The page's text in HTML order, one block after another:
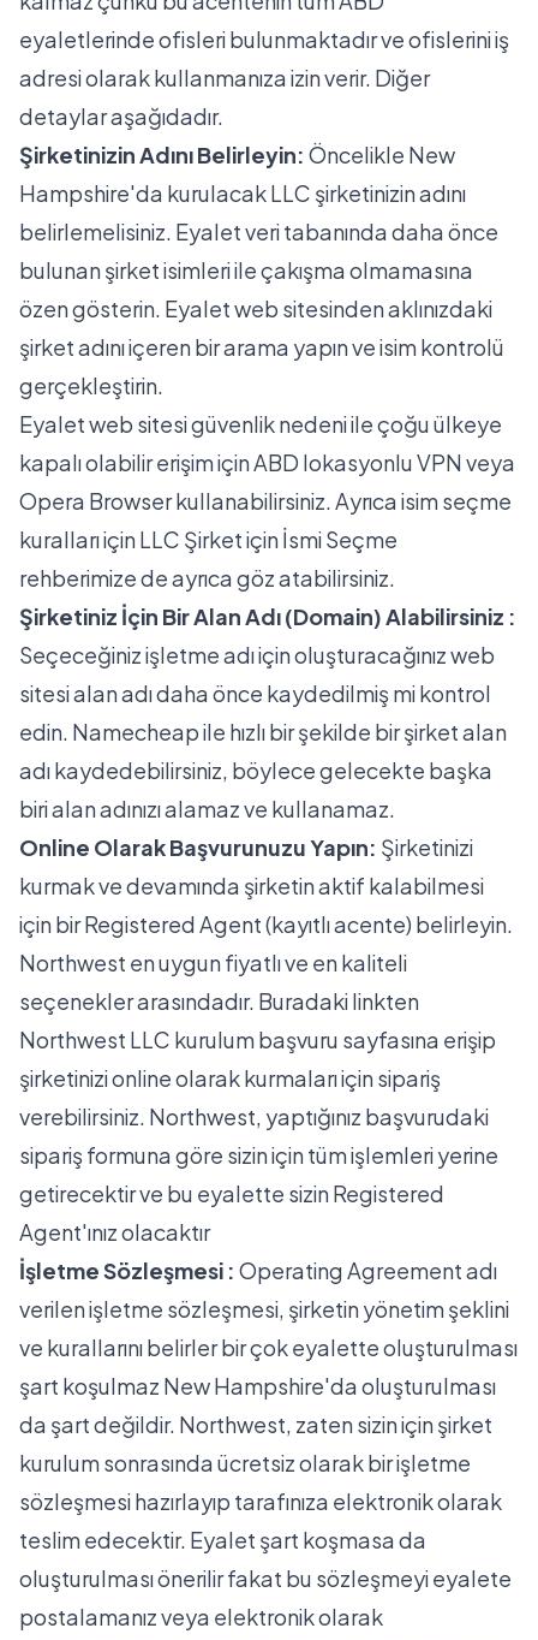
eyaletlerinde ofisleri bulunmaktadır ve ofislerini iş
adresi olarak kullanmanıza izin verir. Diğer
detaylar aşağıdadır.
Şirketinizin Adını Belirleyin: Öncelikle New
Hampshire'da kurulacak LLC şirketinizin adını
belirlemelisiniz. Eyalet veri tabanında daha önce
bulunan şirket isimleri ile çakışma olmamasına
özen gösterin. Eyalet web sitesindenaklınızdaki
şirket adını içeren bir arama yapın ve isim kontrolü
gerçekleştirin.
Eyalet web sitesi güvenlik nedeni ile çoğu ülkeye
kapalı olabilir erişim için ABD lokasyonlu VPN veya
Opera Browser kullanabilirsiniz. Ayrıca isim seçme
kuralları içinLLC Şirket için İsmi Seçme
rehberimize de ayrıca göz atabilirsiniz.
Şirketiniz İçin Bir Alan Adı (Domain) Alabilirsiniz :
Seçeceğiniz işletme adı için oluşturacağınız web
sitesi alan adı daha önce kaydedilmiş mi kontrol
edin. Namecheap ile hızlı bir şekilde bir şirket alan
adı kaydedebilirsiniz, böylece gelecekte başka
biri alan adınızı alamaz ve kullanamaz.
Online Olarak Başvurunuzu Yapın: Şirketinizi
kurmak ve devamında şirketin aktif kalabilmesi
için bir Registered Agent (kayıtlı acente) belirleyin.
Northwest en uygun fiyatlı ve en kaliteli
seçenekler arasındadır. Buradakilinkten
Northwest LLC kurulum başvuru sayfasına erişip
şirketinizi online olarak kurmaları için sipariş
verebilirsiniz. Northwest, yaptığınız başvurudaki
sipariş formuna göre sizin için tüm işlemleri yerine
getirecektir ve bu eyalette sizin Registered
Agent'ınız olacaktır
İşletme Sözleşmesi : Operating Agreement adı
verilen işletme sözleşmesi, şirketin yönetim şeklini
ve kurallarını belirler bir çok eyalette oluşturulması
şart koşulmaz New Hampshire'da oluşturulması
da şart değildir. Northwest, zaten sizin için şirket
kurulum sonrasında ücretsiz olarak bir işletme
sözleşmesi hazırlayıp tarafınıza elektronik olarak
teslim edecektir. Eyalet şart koşmasa da
oluşturulması önerilir fakat bu sözleşmeyi eyalete
postalamanız veya elektronik olarak